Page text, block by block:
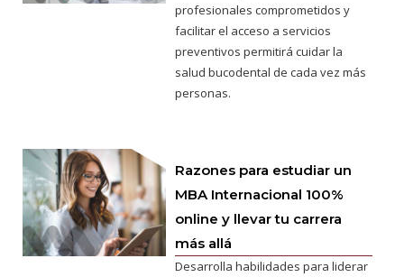
profesionales comprometidos y
facilitar el acceso a servicios
preventivos permitirá cuidar la
salud bucodental de cada vez más
personas.
Razones para estudiar un
MBA Internacional 100%
online y llevar tu carrera
más allá
Desarrolla habilidades para liderar